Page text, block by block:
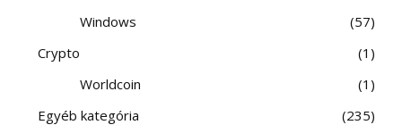
Windows
57
Crypto
1
Worldcoin
1
Egyéb kategória
235